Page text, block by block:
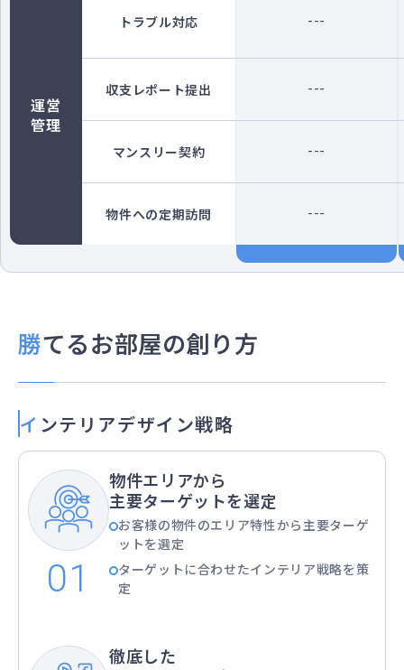
運営
管理
トラブル対応 ---
収支レポート提出 ---
マンスリー契約 ---
物件への定期訪問 ---
勝てるお部屋の創り方
インテリアデザイン戦略
物件エリアから
主要ターゲットを選定
お客様の物件のエリア特性から主要ターゲ
ットを選定
ターゲットに合わせたインテリア戦略を策
定
徹底した